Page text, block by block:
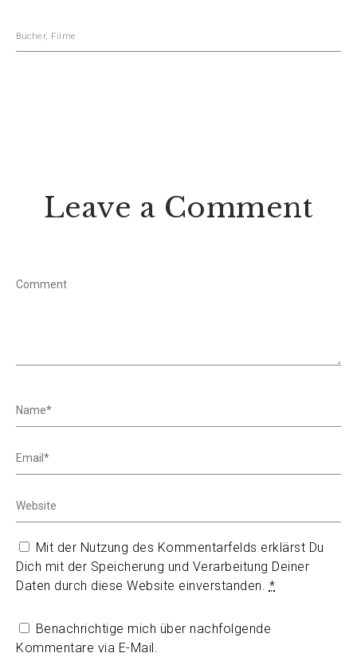
Bücher, Filme
Leave a Comment
Mit der Nutzung des Kommentarfelds erklärst Du
Dich mit der Speicherung und Verarbeitung Deiner
Daten durch diese Website einverstanden. *
Benachrichtige mich über nachfolgende
Kommentare via E-Mail.